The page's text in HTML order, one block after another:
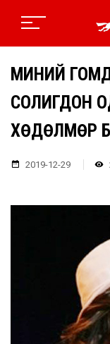
МИНИЙ
СОЛИГДОН
ХӨДӨЛМӨР
2019-12-29